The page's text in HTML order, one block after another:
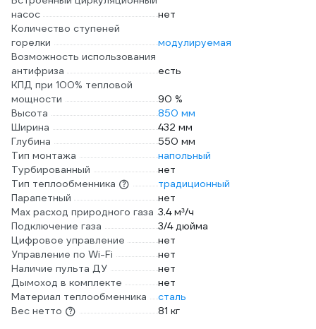
насос
нет
Количество ступеней
горелки
модулируемая
Возможность использования
антифриза
есть
КПД при 100% тепловой
мощности
90 %
Высота
850 мм
Ширина
432 мм
Глубина
550 мм
Тип монтажа
напольный
Турбированный
нет
Тип теплообменника
традиционный
Парапетный
нет
Max расход природного газа 3.4 м³/ч
Подключение газа
3/4 дюйма
Цифровое управление
нет
Управление по Wi-Fi
нет
Наличие пульта ДУ
нет
Дымоход в комплекте
нет
Материал теплообменника
сталь
Вес нетто
81 кг